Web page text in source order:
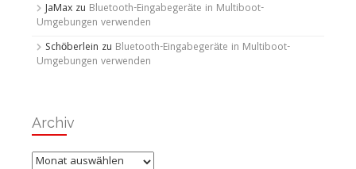
JaMax zu Bluetooth-Eingabegeräte in Multiboot-
Umgebungen verwenden
Schöberlein zu Bluetooth-Eingabegeräte in Multiboot-
Umgebungen verwenden
Archiv
Archiv